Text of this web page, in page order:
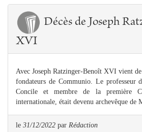
Décès de Joseph
XVI
Avec Joseph Ratzinger-Benoît XVI vient
fondateurs de Communio. Le professeur
Concile et membre de la première
internationale, était devenu archevêque
le 31/12/2022 par Rédaction